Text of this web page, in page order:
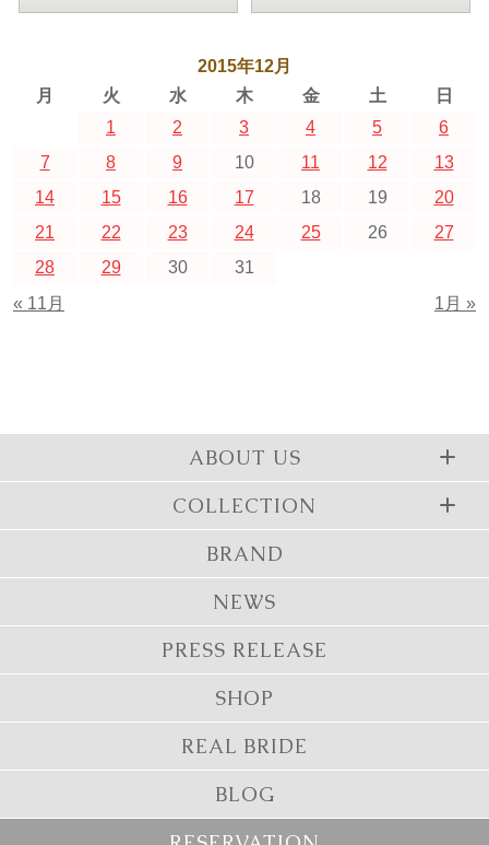
2015年12月
月
火 水 木 金 土 日
« 11月 1月 »
1 2 3 4 5
6
7
8 9 10 11 12
13
14
15 16 17 18 19
20
21
22 23 24 25 26
27
28
29 30 31
ABOUT US
COLLECTION
BRAND
NEWS
PRESS RELEASE
SHOP
REAL BRIDE
BLOG